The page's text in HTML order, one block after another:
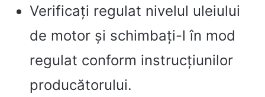
Verificați regulat nivelul uleiului
de motor și schimbați-l în mod
regulat conform instrucțiunilor
producătorului.